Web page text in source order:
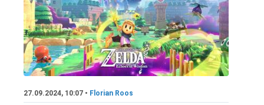
27.09.2024, 10:07 • Florian Roos